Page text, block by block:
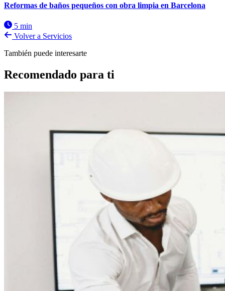
Reformas de baños pequeños con obra limpia en Barcelona
5 min
Volver a Servicios
También puede interesarte
Recomendado para ti